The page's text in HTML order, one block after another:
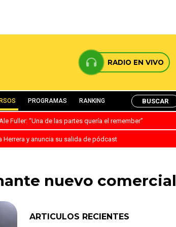
RADIO EN VIVO
PROGRAMAS RANKING BUSCAR
Fuller: “Una de las partes quería el remember”
Herrera y anuncia su salida de pódcast
nuevo comercial
ARTICULOS RECIENTES